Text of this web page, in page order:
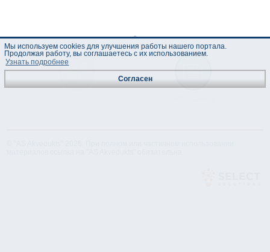
Мы используем cookies для улучшения работы нашего портала.
Продолжая работу, вы соглашаетесь с их использованием.
Узнать подробнее
Согласен